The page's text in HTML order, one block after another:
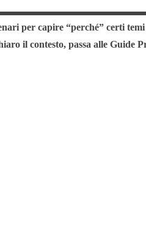
per capire “perché” certi
il contesto, passa alle Guide